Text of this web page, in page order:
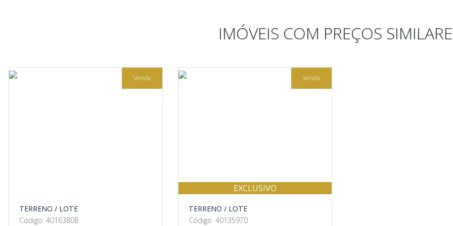
IMÓVEIS COM PREÇOS
Venda
TERRENO / LOTE
Código: 40163808
Venda
EXCLUSIVO
TERRENO / LOTE
Código: 40135970